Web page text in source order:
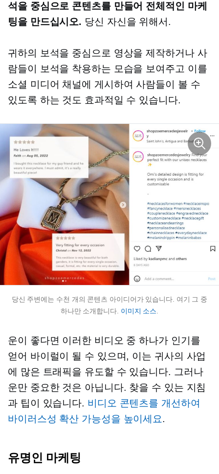
석을 중심으로 콘텐츠를 만들어 전체적인 마케
팅을 만드십시오. 당신 자신을 위해서.
귀하의 보석을 중심으로 영상을 제작하거나 사
람들이 보석을 착용하는 모습을 보여주고 이를
소셜 미디어 채널에 게시하여 사람들이 볼 수
있도록 하는 것도 효과적일 수 있습니다.
당신 주변에는 수천 개의 콘텐츠 아이디어가 있습니다. 여기 그 중
하나만 소개합니다. 이미지 소스
운이 좋다면 이러한 비디오 중 하나가 인기를
얻어 바이럴이 될 수 있으며, 이는 귀사의 사업
에 많은 트래픽을 유도할 수 있습니다. 그러나
운만 중요한 것은 아닙니다. 찾을 수 있는 지침
과 팁이 있습니다. 비디오 콘텐츠를 개선하여
바이러스성 확산 가능성을 높이세요.
유명인 마케팅